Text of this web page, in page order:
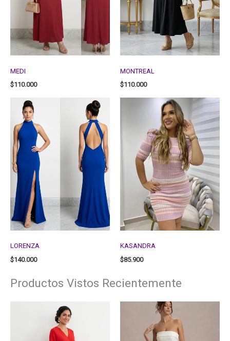
MEDI
$110.000
MONTREAL
$110.000
LORENZA
$140.000
KASANDRA
$85.900
Productos Vistos Recientemente